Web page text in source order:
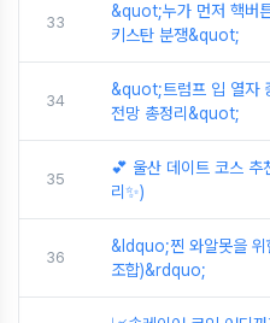
33
&quot;누가 먼저 핵버
키스탄 분쟁&quot;
34
&quot;트럼프 입 열자
전망 총정리&quot;
35
💕 울산 데이트 코스
리✨)
36
&ldquo;찐 와알못을
조합)&rdquo;